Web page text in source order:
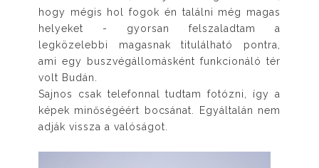
hogy mégis hol fogok én találni még magas
helyeket - gyorsan felszaladtam a
legközelebbi magasnak titulálható pontra,
ami egy buszvégállomásként funkcionáló tér
volt Budán.
Sajnos csak telefonnal tudtam fotózni, így a
képek minőségéért bocsánat. Egyáltalán nem
adják vissza a valóságot.